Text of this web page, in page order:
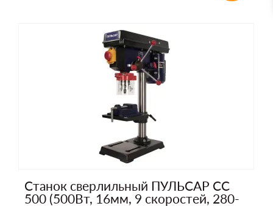
Станок сверлильный ПУЛЬСАР СС
500 (500Вт, 16мм, 9 скоростей, 280-